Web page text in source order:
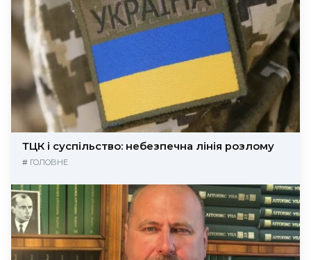
ТЦК і суспільство: небезпечна лінія розлому
# ГОЛОВНЕ